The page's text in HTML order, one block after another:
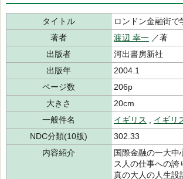
タイトル
ロンドン金融街
著者
渡辺 幸一 ／著
出版者
河出書房新社
出版年
2004.1
ページ数
206p
大きさ
20cm
一般件名
イギリス イギリ
NDC分類(10版)
302.33
内容紹介
国際金融の一大
ス人の仕事への
真の大人の人生設